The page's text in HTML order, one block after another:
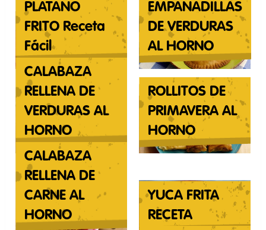
PLATANO
FRITO Receta
Fácil
EMPANADILLAS
DE VERDURAS
AL HORNO
CALABAZA
RELLENA DE
VERDURAS AL
HORNO
ROLLITOS DE
PRIMAVERA AL
HORNO
CALABAZA
RELLENA DE
CARNE AL
HORNO
YUCA FRITA
RECETA